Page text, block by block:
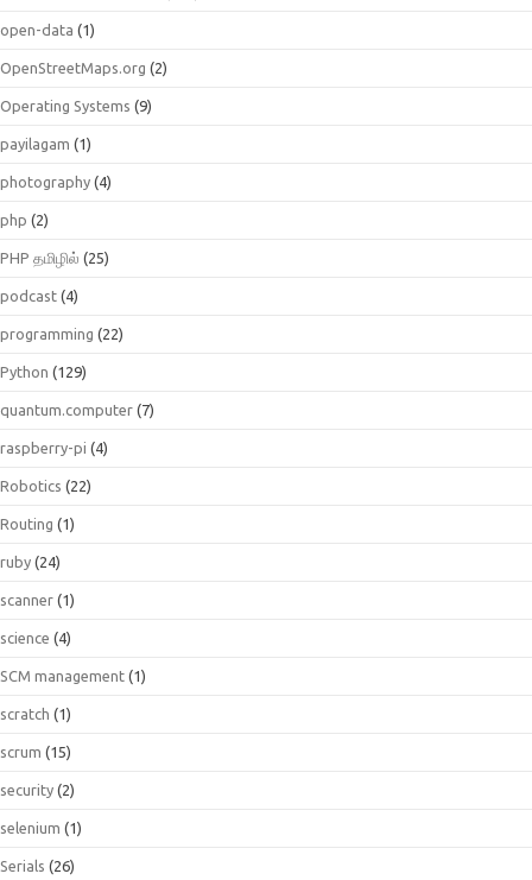
open-data (1)
OpenStreetMaps.org (2)
Operating Systems (9)
payilagam (1)
photography (4)
php (2)
PHP தமிழில் (25)
podcast (4)
programming (22)
Python (129)
quantum.computer (7)
raspberry-pi (4)
Robotics (22)
Routing (1)
ruby (24)
scanner (1)
science (4)
SCM management (1)
scratch (1)
scrum (15)
security (2)
selenium (1)
Serials (26)